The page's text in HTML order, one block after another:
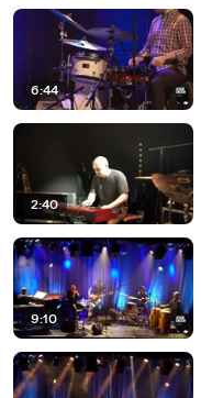
6:44
2:40
9:10